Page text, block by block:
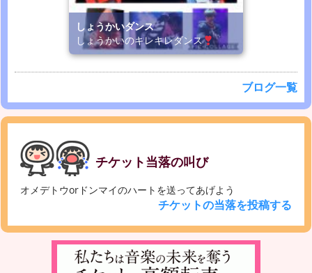
しょうかいダンス
しょうかいのキレキレダンス
ブログ一覧
チケット当落の叫び
オメデトウorドンマイのハートを送ってあげよう
チケットの当落を投稿する